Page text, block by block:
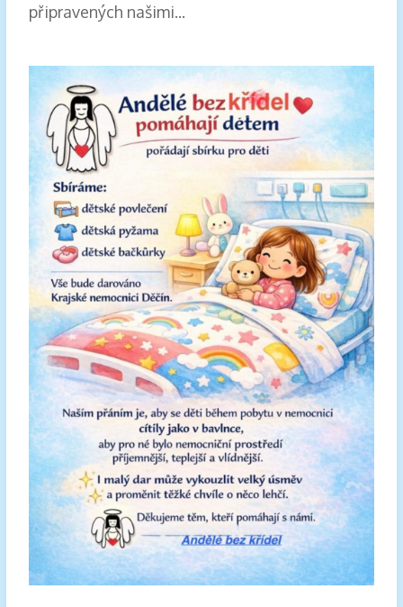
připravených našimi...